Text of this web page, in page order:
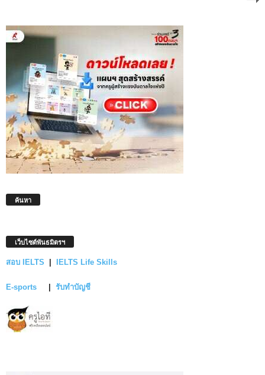
ค้นหา
เว็บไซต์พันธมิตรฯ
สอบ IELTS IELTS Life Skills
E-sports รับทำบัญชี